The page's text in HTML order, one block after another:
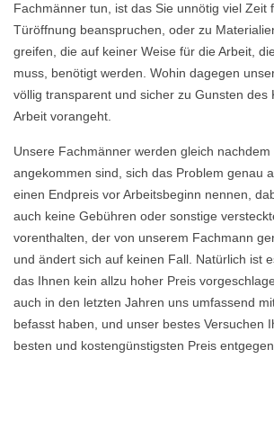
Fachmänner tun, ist das Sie unnötig viel Zeit
Türöffnung beanspruchen, oder zu
greifen, die auf keiner Weise für die Arbeit,
muss, benötigt werden. Wohin dagegen
völlig transparent und sicher zu Gunsten des
Arbeit vorangeht.
Unsere Fachmänner werden gleich nachdem
angekommen sind, sich das Problem genau
einen Endpreis vor Arbeitsbeginn nennen,
auch keine Gebühren oder sonstige
vorenthalten, der von unserem Fachmann
und ändert sich auf keinen Fall. Natürlich ist
das Ihnen kein allzu hoher Preis
auch in den letzten Jahren uns umfassend
befasst haben, und unser bestes Versuchen
besten und kostengünstigsten Preis